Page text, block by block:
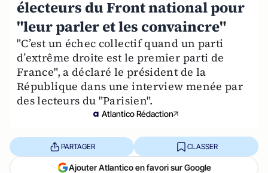
électeurs du Front national pour
"leur parler et les convaincre"
"C’est un échec collectif quand un parti
d’extrême droite est le premier parti de
France", a déclaré le président de la
République dans une interview menée par
des lecteurs du "Parisien".
Atlantico Rédaction
PARTAGER CLASSER
Ajouter Atlantico en favori sur Google